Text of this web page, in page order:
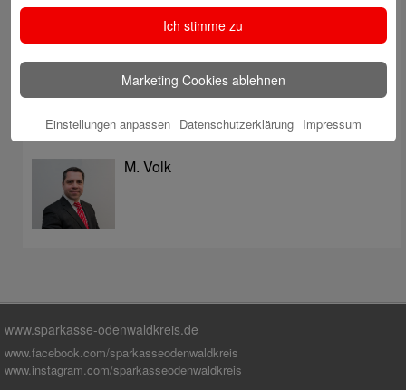
Digitale Apotheke in der Sparkassen-Geschäftsstelle
Fränkisch-Crumbach eröffnet
Sparkasse stärkt das soziale Miteinander im
Odenwaldkreis
Autoren
M. Volk
www.sparkasse-odenwaldkreis.de
www.facebook.com/sparkasseodenwaldkreis
www.instagram.com/sparkasseodenwaldkreis
Ich stimme zu
Marketing Cookies ablehnen
Einstellungen anpassen Datenschutzerklärung Impressum